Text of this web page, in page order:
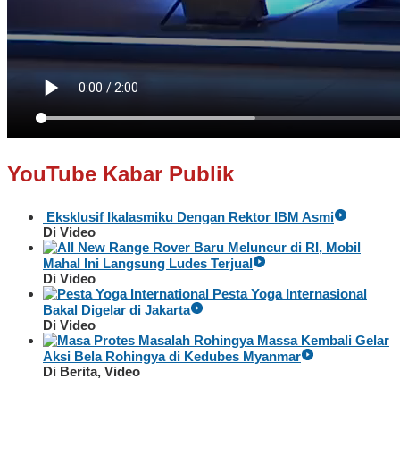
YouTube Kabar Publik
Eksklusif Ikalasmiku Dengan Rektor IBM Asmi
Di Video
Baru Meluncur di RI, Mobil
Mahal Ini Langsung Ludes Terjual
Di Video
Pesta Yoga Internasional
Bakal Digelar di Jakarta
Di Video
Massa Kembali Gelar
Aksi Bela Rohingya di Kedubes Myanmar
Di Berita, Video